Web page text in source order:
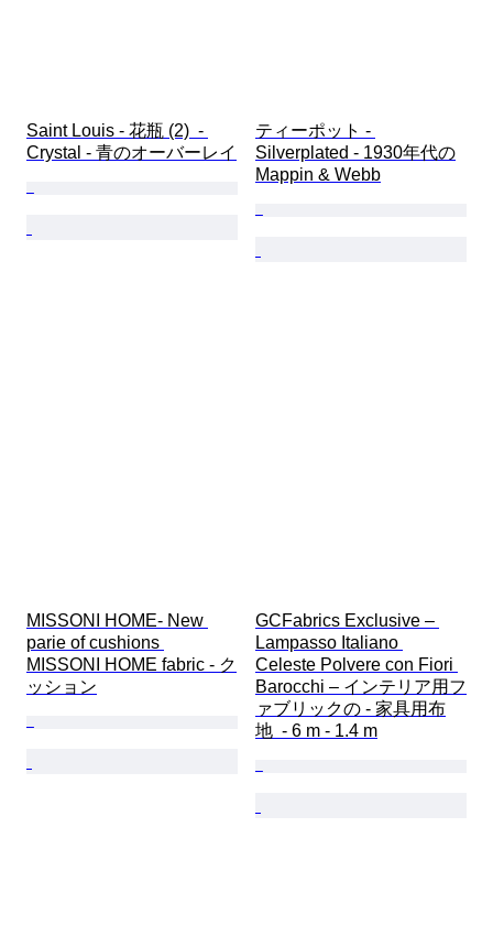
Saint Louis - 花瓶 (2)  -
Crystal - 青のオーバーレイ
ティーポット -
Silverplated - 1930年代の
Mappin & Webb
MISSONI HOME- New
parie of cushions
MISSONI HOME fabric - ク
ッション
GCFabrics Exclusive –
Lampasso Italiano
Celeste Polvere con Fiori
Barocchi – インテリア用フ
ァブリックの - 家具用布
地  - 6 m - 1.4 m